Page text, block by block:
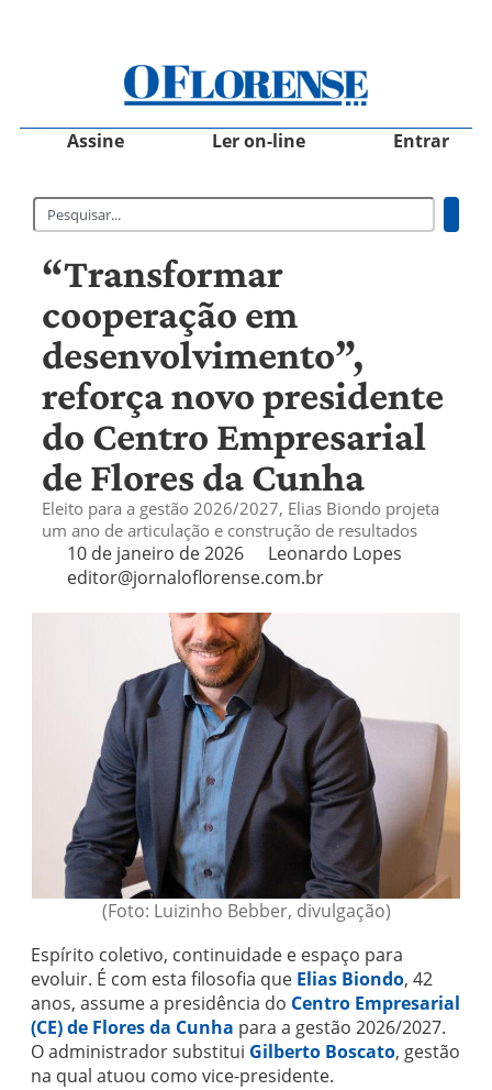
Assine Ler on-line Entrar
“Transformar
cooperação em
desenvolvimento”,
reforça novo presidente
do Centro Empresarial
de Flores da Cunha
Eleito para a gestão 2026/2027, Elias Biondo projeta
um ano de articulação e construção de resultados
10 de janeiro de 2026
Leonardo Lopes
editor@jornaloflorense.com.br
(Foto: Luizinho Bebber, divulgação)
Espírito coletivo, continuidade e espaço para
evoluir. É com esta filosofia que Elias Biondo, 42
anos, assume a presidência do Centro Empresarial
(CE) de Flores da Cunha para a gestão 2026/2027.
O administrador substitui Gilberto Boscato, gestão
na qual atuou como vice-presidente.